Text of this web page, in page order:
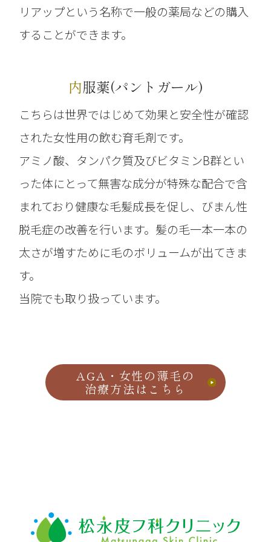
リアップという名称で一般の薬局などの購入
することができます。
内服薬(パントガール)
こちらは世界ではじめて効果と安全性が確認
された女性用の飲む育毛剤です。
アミノ酸、タンパク質及びビタミンB群とい
った体にとって無害な成分が特殊な配合で含
まれており健康な毛髪成長を促し、びまん性
脱毛症の改善を行います。髪の毛一本一本の
太さが増すために毛のボリュームが出てきま
す。
当院でも取り扱っています。
AGA・女性の薄毛の
治療方法はこちら